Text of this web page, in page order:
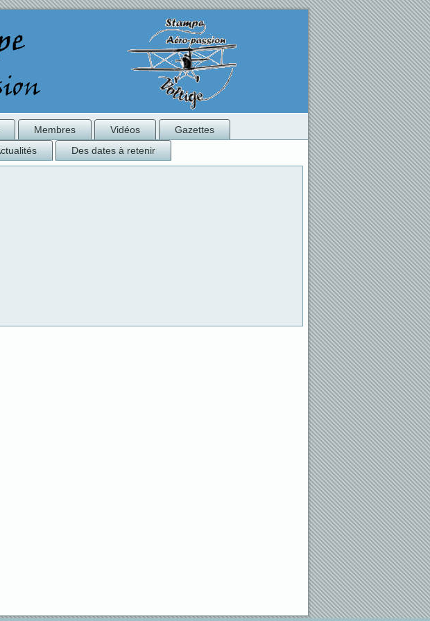
Membres Vidéos
Gazettes
Des dates à retenir